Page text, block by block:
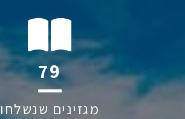
96
מגזינים שנשלחו